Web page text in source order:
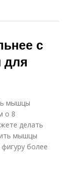
с
для
мышцы
о 8
делать
мышцы
более